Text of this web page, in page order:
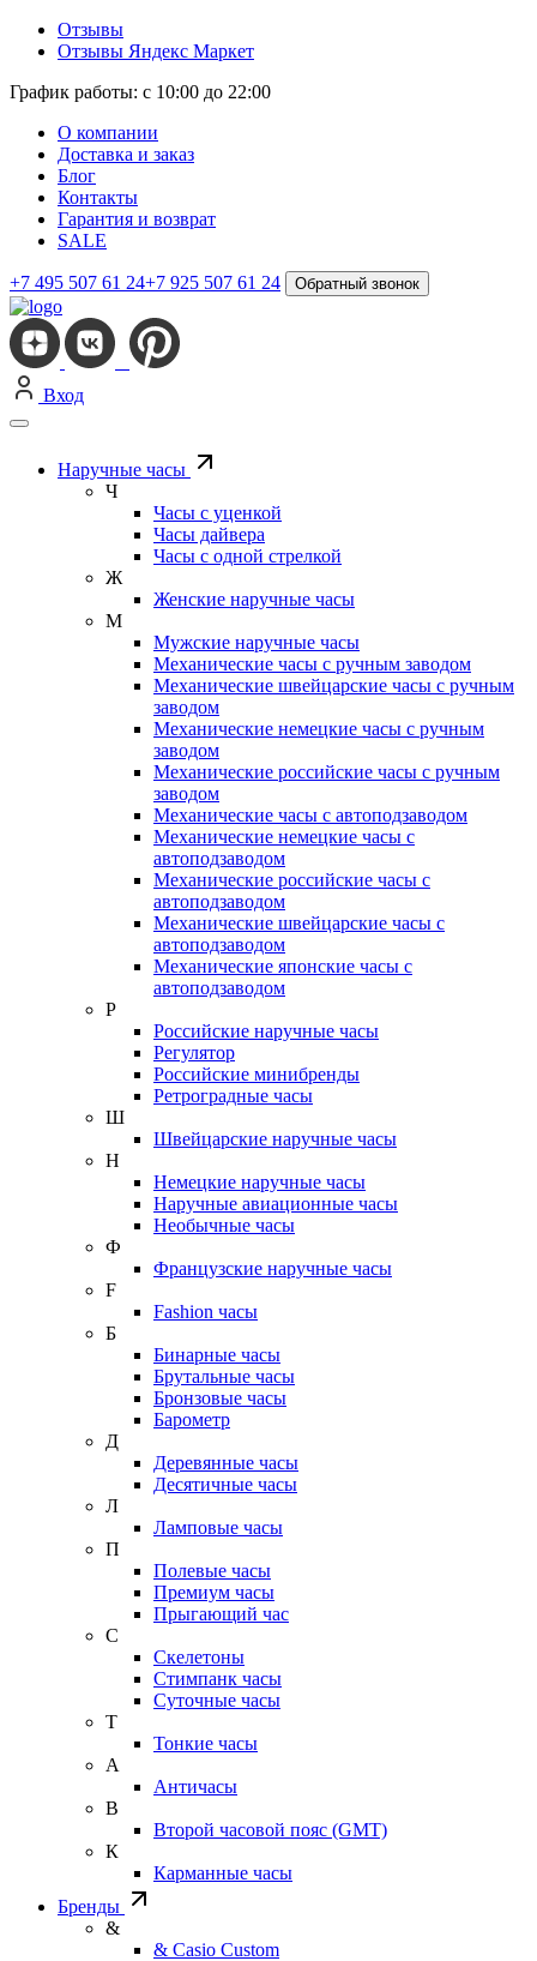
Отзывы
Отзывы Яндекс Маркет
График работы: с 10:00 до 22:00
О компании
Доставка и заказ
Блог
Контакты
Гарантия и возврат
SALE
+7 495 507 61 24+7 925 507 61 24 Обратный звонок
Вход
Наручные часы
Ч
Часы с уценкой
Часы дайвера
Часы с одной стрелкой
Ж
Женские наручные часы
М
Мужские наручные часы
Механические часы с ручным заводом
Механические швейцарские часы с ручным
заводом
Механические немецкие часы с ручным
заводом
Механические российские часы с ручным
заводом
Механические часы с автоподзаводом
Механические немецкие часы с
автоподзаводом
Механические российские часы с
автоподзаводом
Механические швейцарские часы с
автоподзаводом
Механические японские часы с
автоподзаводом
Р
Российские наручные часы
Регулятор
Российские минибренды
Ретроградные часы
Ш
Швейцарские наручные часы
Н
Немецкие наручные часы
Наручные авиационные часы
Необычные часы
Ф
Французские наручные часы
F
Fashion часы
Б
Бинарные часы
Брутальные часы
Бронзовые часы
Барометр
Д
Деревянные часы
Десятичные часы
Л
Ламповые часы
П
Полевые часы
Премиум часы
Прыгающий час
С
Скелетоны
Стимпанк часы
Суточные часы
Т
Тонкие часы
А
Античасы
В
Второй часовой пояс (GMT)
К
Карманные часы
Бренды
&
& Casio Custom